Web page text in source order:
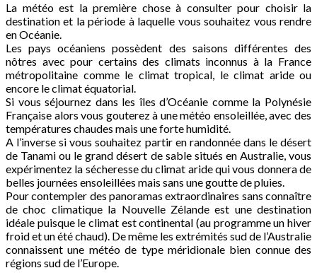
La météo est la première chose à consulter pour choisir la
destination et la période à laquelle vous souhaitez vous rendre
en Océanie.
Les pays océaniens possèdent des saisons différentes des
nôtres avec pour certains des climats inconnus à la France
métropolitaine comme le climat tropical, le climat aride ou
encore le climat équatorial.
Si vous séjournez dans les îles d’Océanie comme la Polynésie
Française alors vous gouterez à une météo ensoleillée, avec des
températures chaudes mais une forte humidité.
A l’inverse si vous souhaitez partir en randonnée dans le désert
de Tanami ou le grand désert de sable situés en Australie, vous
expérimentez la sécheresse du climat aride qui vous donnera de
belles journées ensoleillées mais sans une goutte de pluies.
Pour contempler des panoramas extraordinaires sans connaître
de choc climatique la Nouvelle Zélande est une destination
idéale puisque le climat est continental (au programme un hiver
froid et un été chaud). De même les extrémités sud de l’Australie
connaissent une météo de type méridionale bien connue des
régions sud de l’Europe.